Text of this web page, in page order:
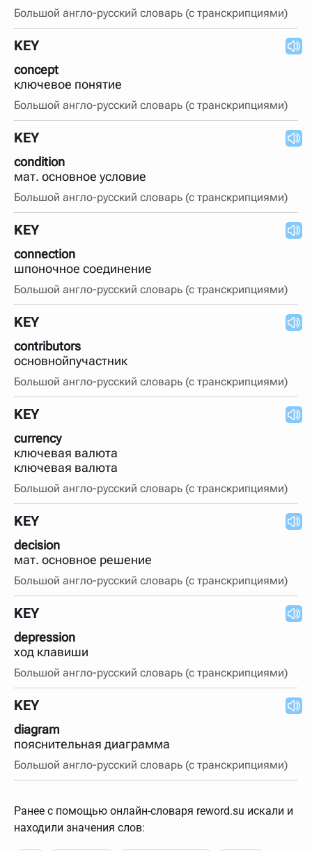
Большой англо-русский словарь (с транскрипциями)
KEY
concept
ключевое понятие
Большой англо-русский словарь (с транскрипциями)
KEY
condition
мат. основное условие
Большой англо-русский словарь (с транскрипциями)
KEY
connection
шпоночное соединение
Большой англо-русский словарь (с транскрипциями)
KEY
contributors
основнойnучастник
Большой англо-русский словарь (с транскрипциями)
KEY
currency
ключевая валюта
ключевая валюта
Большой англо-русский словарь (с транскрипциями)
KEY
decision
мат. основное решение
Большой англо-русский словарь (с транскрипциями)
KEY
depression
ход клавиши
Большой англо-русский словарь (с транскрипциями)
KEY
diagram
пояснительная диаграмма
Большой англо-русский словарь (с транскрипциями)
Ранее с помощью онлайн-словаря reword.su искали и
находили значения слов: